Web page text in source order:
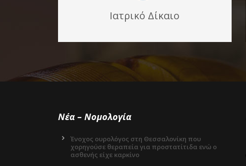
Ιατρικό Δίκαιο
Νέα – Νομολογία
Ένοχος ουρολόγος στη Θεσσαλονίκη που
χορηγούσε θεραπεία για προστατίτιδα ενώ ο
ασθενής είχε καρκίνο